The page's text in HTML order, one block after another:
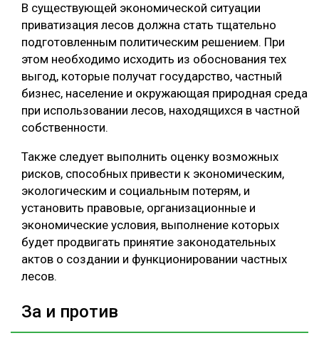
В существующей экономической ситуации
приватизация лесов должна стать тщательно
подготовленным политическим решением. При
этом необходимо исходить из обоснования тех
выгод, которые получат государство, частный
бизнес, население и окружающая природная среда
при использовании лесов, находящихся в частной
собственности.
Также следует выполнить оценку возможных
рисков, способных привести к экономическим,
экологическим и социальным потерям, и
установить правовые, организационные и
экономические условия, выполнение которых
будет продвигать принятие законодательных
актов о создании и функционировании частных
лесов.
За и против